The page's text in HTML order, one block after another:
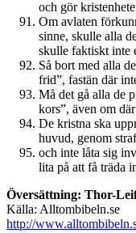
och gör
Om avlaten
sinne, skulle alla
skulle faktiskt inte
Så bort med alla
frid”, fastän där
Må det gå alla de
kors”, även om
De kristna ska
huvud, genom
och inte låta sig
lita på att få träda
Översättning: Thor-
Källa: Alltombibeln.se
http://